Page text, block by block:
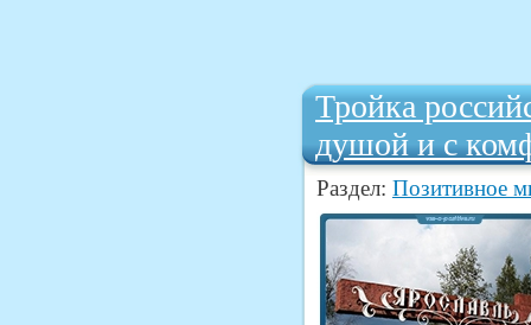
Тройка
душой и с
Раздел: Позитивное